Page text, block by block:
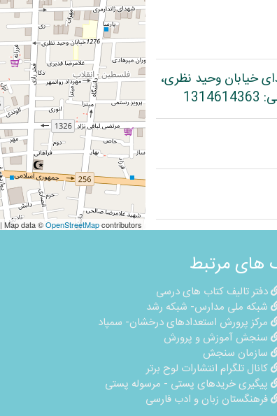
خیابان وحید نظری،
| Map data ©OpenStreetMapcontributors
های مرتبط
دفتر تالیف کتاب های درسی
شبکه ملی مدارس- شبکه رشد
مرکز پرورش استعدادهای درخشان- سمپاد
سنجش آموزش و پرورش
سازمان سنجش
کانال تلگرام انتشارات لوح برتر
پیگیری خریدهای پستی - مرسوله پستی
فرهنگستان زبان و ادب فارسی